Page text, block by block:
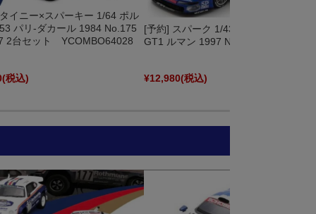
イニー×スパーキー 1/64 ポル
パリ-ダカール 1984 No.175
2台セット YCOMBO64028
(税込)
[予約] スパーク 1/43 ポルシェ 911
GT1 ルマン 1997 No.33 S560
¥12,980(税込)